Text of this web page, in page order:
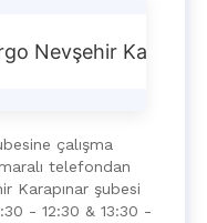
Nevşehir
çalışma
telefondan
Karapınar şubesi
- 12:30 & 13:30 -